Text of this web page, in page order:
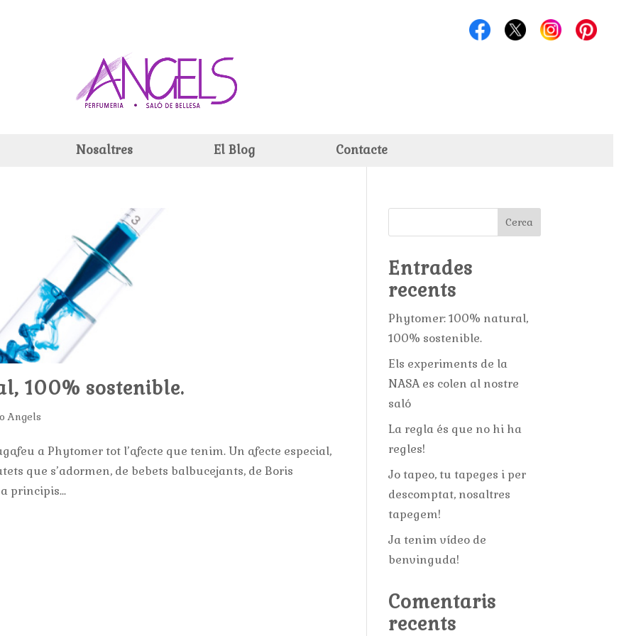
Nosaltres El Blog Contacte
100% sostenible.
Angels
a Phytomer tot l’afecte que tenim. Un afecte especial,
que s’adormen, de bebets balbucejants, de Boris
principis...
Cerca
Entrades
recents
Phytomer: 100% natural,
100% sostenible.
Els experiments de la
NASA es colen al nostre
saló
La regla és que no hi ha
regles!
Jo tapeo, tu tapeges i per
descomptat, nosaltres
tapegem!
Ja tenim vídeo de
benvinguda!
Comentaris
recents